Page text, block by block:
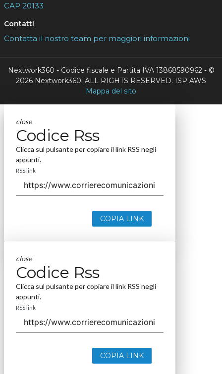
CAP 20133
Contatti
Contatta il nostro team per maggiori informazioni
Nextwork360 - Codice fiscale e Partita IVA 13868590962 - ©
2026 Nextwork360. ALL RIGHTS RESERVED. ISP AWS
Mappa del sito
close
Codice Rss
Clicca sul pulsante per copiare il link RSS negli
appunti.
RSS link
COPIA LINK
close
Codice Rss
Clicca sul pulsante per copiare il link RSS negli
appunti.
RSS link
COPIA LINK